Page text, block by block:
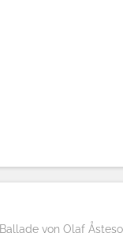
von Olaf